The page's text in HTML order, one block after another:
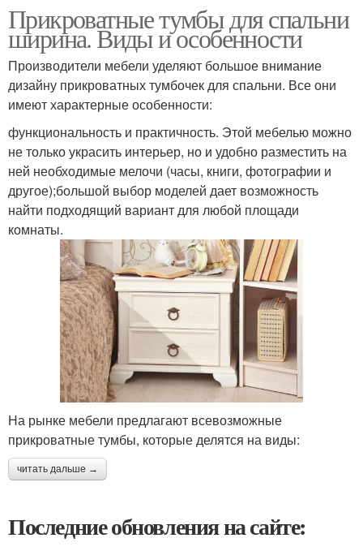
Прикроватные тумбы для спальни
ширина. Виды и особенности
Производители мебели уделяют большое внимание
дизайну прикроватных тумбочек для спальни. Все они
имеют характерные особенности:
функциональность и практичность. Этой мебелью можно
не только украсить интерьер, но и удобно разместить на
ней необходимые мелочи (часы, книги, фотографии и
другое);большой выбор моделей дает возможность
найти подходящий вариант для любой площади
комнаты.
На рынке мебели предлагают всевозможные
прикроватные тумбы, которые делятся на виды:
читать дальше →
Последние обновления на сайте: